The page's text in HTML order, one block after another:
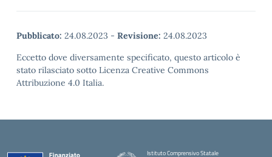
Pubblicato: 24.08.2023 - Revisione: 24.08.2023
Eccetto dove diversamente specificato, questo articolo è
stato rilasciato sotto Licenza Creative Commons
Attribuzione 4.0 Italia.
Istituto Comprensivo Statale